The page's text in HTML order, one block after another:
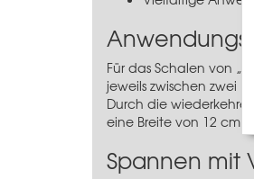
Für das Schalen von
jeweils zwischen zwei
Durch die
eine Breite von 12 cm.
Spannen mit